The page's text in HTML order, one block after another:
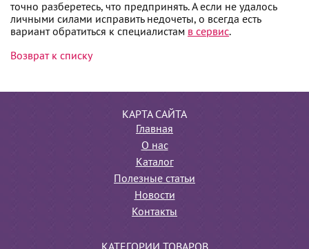
точно разберетесь, что предпринять. А если не удалось
личными силами исправить недочеты, о всегда есть
вариант обратиться к специалистам в сервис.
Возврат к списку
КАРТА САЙТА
Главная
О нас
Каталог
Полезные статьи
Новости
Контакты